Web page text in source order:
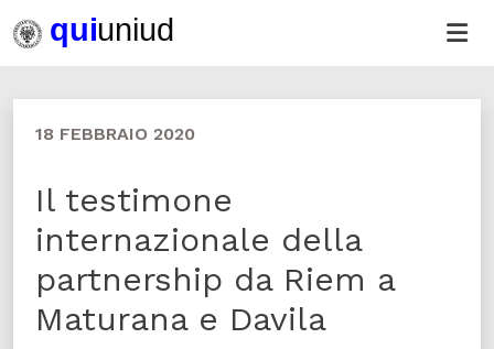
18 FEBBRAIO 2020
Il testimone
internazionale della
partnership da Riem a
Maturana e Davila